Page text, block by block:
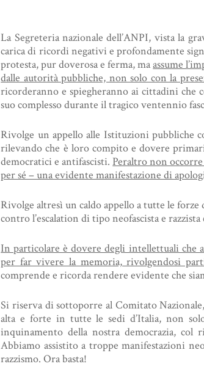
La Segreteria nazionale dell’ANPI, vista la
carica di ricordi negativi e profondamente
protesta, pur doverosa e ferma, maassume
dalle autorità pubbliche, non solo con la
ricorderanno e spiegheranno ai cittadini che
suo complesso durante il tragico ventennio
Rivolge un appello alle Istituzioni pubbliche
rilevando che è loro compito e dovere
democratici e antifascisti. Peraltro non
per sé – una evidente manifestazione di
Rivolge altresì un caldo appello a tutte le
contro l’escalation di tipo neofascista e
In particolare è dovere degli intellettuali che
per far vivere la memoria, rivolgendosi
comprende e ricorda rendere evidente che
Si riserva di sottoporre al Comitato
alta e forte in tutte le sedi d’Italia, non
inquinamento della nostra democrazia, col
Abbiamo assistito a troppe manifestazioni
razzismo. Ora basta!